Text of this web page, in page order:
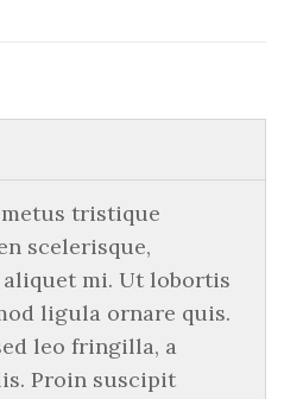
tristique
scelerisque,
mi. Ut lobortis
ligula ornare quis.
leo fringilla, a
Proin suscipit